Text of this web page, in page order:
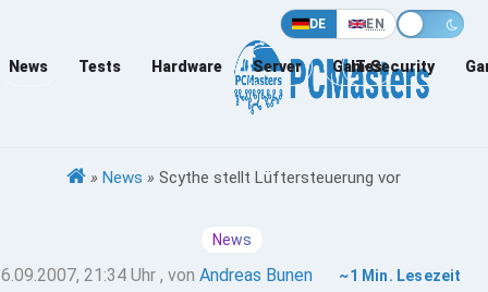
DE EN
News Tests Hardware Server Games
IT-Security
» News » Scythe stellt Lüftersteuerung vor
News
21:34 Uhr , vonAndreas Bunen ~1 Min. Lesezeit